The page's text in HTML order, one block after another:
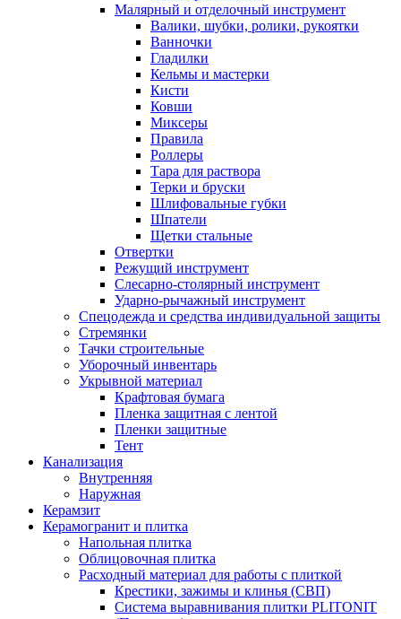
Малярный и отделочный инструмент
Валики, шубки, ролики, рукоятки
Ванночки
Гладилки
Кельмы и мастерки
Кисти
Ковши
Миксеры
Правила
Роллеры
Тара для раствора
Терки и бруски
Шлифовальные губки
Шпатели
Щетки стальные
Отвертки
Режущий инструмент
Слесарно-столярный инструмент
Ударно-рычажный инструмент
Спецодежда и средства индивидуальной защиты
Стремянки
Тачки строительные
Уборочный инвентарь
Укрывной материал
Крафтовая бумага
Пленка защитная с лентой
Пленки защитные
Тент
Канализация
Внутренняя
Наружная
Керамзит
Керамогранит и плитка
Напольная плитка
Облицовочная плитка
Расходный материал для работы с плиткой
Крестики, зажимы и клинья (СВП)
Система выравнивания плитки PLITONIT